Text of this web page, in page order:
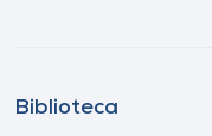
Biblioteca